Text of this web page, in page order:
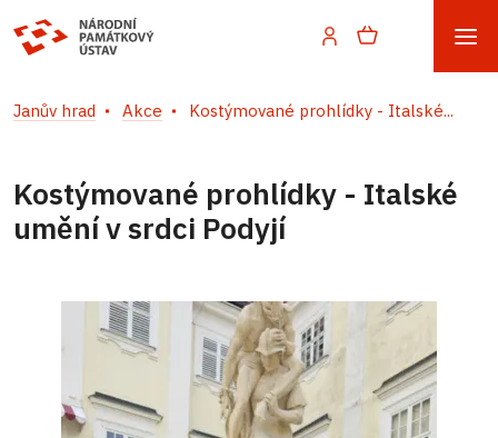
Janův hrad Akce Kostýmované prohlídky - Italské...
Kostýmované prohlídky - Italské
umění v srdci Podyjí